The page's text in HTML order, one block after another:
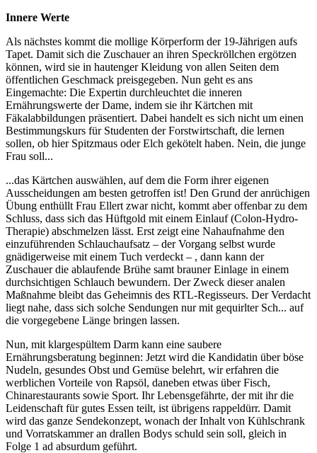
Innere Werte
Als nächstes kommt die mollige Körperform der 19-Jährigen aufs
Tapet. Damit sich die Zuschauer an ihren Speckröllchen ergötzen
können, wird sie in hautenger Kleidung von allen Seiten dem
öffentlichen Geschmack preisgegeben. Nun geht es ans
Eingemachte: Die Expertin durchleuchtet die inneren
Ernährungswerte der Dame, indem sie ihr Kärtchen mit
Fäkalabbildungen präsentiert. Dabei handelt es sich nicht um einen
Bestimmungskurs für Studenten der Forstwirtschaft, die lernen
sollen, ob hier Spitzmaus oder Elch gekötelt haben. Nein, die junge
Frau soll...
...das Kärtchen auswählen, auf dem die Form ihrer eigenen
Ausscheidungen am besten getroffen ist! Den Grund der anrüchigen
Übung enthüllt Frau Ellert zwar nicht, kommt aber offenbar zu dem
Schluss, dass sich das Hüftgold mit einem Einlauf (Colon-Hydro-
Therapie) abschmelzen lässt. Erst zeigt eine Nahaufnahme den
einzuführenden Schlauchaufsatz – der Vorgang selbst wurde
gnädigerweise mit einem Tuch verdeckt – , dann kann der
Zuschauer die ablaufende Brühe samt brauner Einlage in einem
durchsichtigen Schlauch bewundern. Der Zweck dieser analen
Maßnahme bleibt das Geheimnis des RTL-Regisseurs. Der Verdacht
liegt nahe, dass sich solche Sendungen nur mit gequirlter Sch... auf
die vorgegebene Länge bringen lassen.
Nun, mit klargespültem Darm kann eine saubere
Ernährungsberatung beginnen: Jetzt wird die Kandidatin über böse
Nudeln, gesundes Obst und Gemüse belehrt, wir erfahren die
werblichen Vorteile von Rapsöl, daneben etwas über Fisch,
Chinarestaurants sowie Sport. Ihr Lebensgefährte, der mit ihr die
Leidenschaft für gutes Essen teilt, ist übrigens rappeldürr. Damit
wird das ganze Sendekonzept, wonach der Inhalt von Kühlschrank
und Vorratskammer an drallen Bodys schuld sein soll, gleich in
Folge 1 ad absurdum geführt.